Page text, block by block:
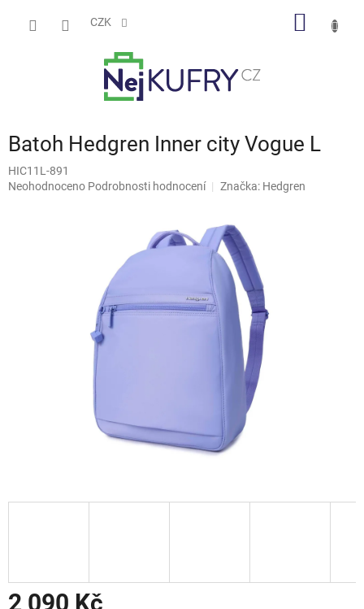
CZK
Batoh Hedgren Inner city Vogue L
HIC11L-891
Průměrné
Neohodnoceno Podrobnosti hodnocení Značka: Hedgren
2 090 Kč